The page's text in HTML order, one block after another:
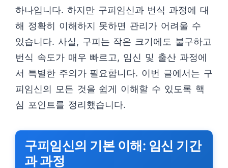
하나입니다. 하지만 구피임신과 번식 과정에 대
해 정확히 이해하지 못하면 관리가 어려울 수
있습니다. 사실, 구피는 작은 크기에도 불구하고
번식 속도가 매우 빠르고, 임신 및 출산 과정에
서 특별한 주의가 필요합니다. 이번 글에서는 구
피임신의 모든 것을 쉽게 이해할 수 있도록 핵
심 포인트를 정리했습니다.
구피임신의 기본 이해: 임신 기간
과 과정